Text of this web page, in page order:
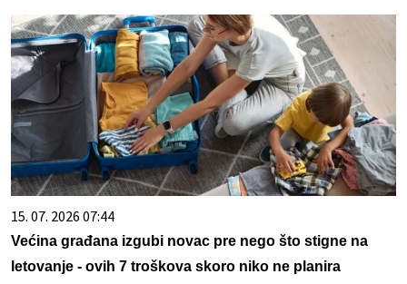
15. 07. 2026 07:44
Većina građana izgubi novac pre nego što stigne na
letovanje - ovih 7 troškova skoro niko ne planira